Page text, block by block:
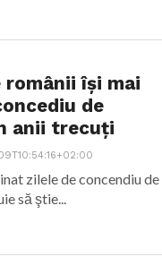
românii îşi mai
de
anii trecuţi
zilele de concendiu de
să ştie...